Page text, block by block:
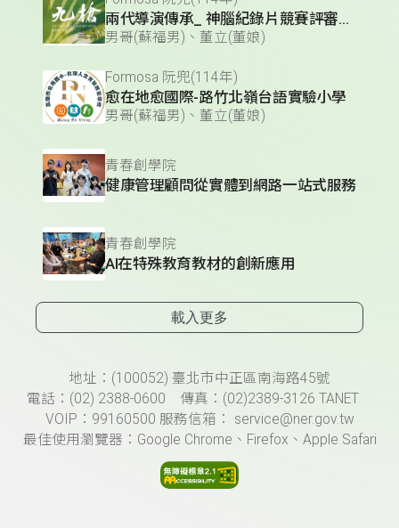
兩代導演傳承_ 神腦紀錄片競賽評審及得獎作品
男哥(蘇福男)、董立(董娘)
Formosa 阮兜(114年)
愈在地愈國際-路竹北嶺台語實驗小學
男哥(蘇福男)、董立(董娘)
青春創學院
健康管理顧問從實體到網路一站式服務
青春創學院
AI在特殊教育教材的創新應用
載入更多
頁尾資訊地址：(100052) 臺北市中正區南海路45號
電話：(02) 2388-0600 傳真：(02)2389-3126 TANET
VOIP：99160500 服務信箱： service@ner.gov.tw
最佳使用瀏覽器：Google Chrome、Firefox、Apple Safari